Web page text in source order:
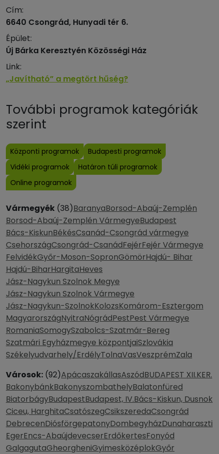
Cím:
6640 Csongrád, Hunyadi tér 6.
Épület:
Új Bárka Keresztyén Közösségi Ház
Link:
„Javítható” a megtört hűség?
További programok kategóriák
szerint
Központi programok
Budapesti programok
Vidéki programok
Határon túli programok
Online programok
Vármegyék (38)BaranyaBorsod-Abaúj-Zemplén
Borsod-Abaúj-Zemplén VármegyeBudapest
Bács-KiskunBékésCsanád-Csongrád vármegye
CsehországCsongrád-CsanádFejérFejér Vármegye
FelvidékGyőr-Moson-SopronGömörHajdú- Bihar
Hajdú-BiharHargitaHeves
Jász-Nagykun Szolnok Megye
Jász-Nagykun Szolnok Vármegye
Jász-Nagykun-SzolnokKolozsKomárom-Esztergom
MagyarországNyitraNógrádPestPest Vármegye
RomaniaSomogySzabolcs-Szatmár-Bereg
Szatmári Egyházmegye központjaiSzlovákia
Székelyudvarhely/ErdélyTolnaVasVeszprémZala
Városok: (92)ApácaszakállasAszódBUDAPEST XII.KER.
BakonybánkBakonyszombathelyBalatonfüred
BiatorbágyBudapestBudapest, IV.Bács-Kiskun, Dusnok
Ciceu, HarghitaCsatószegCsikszeredaCsongrád
DebrecenDiósförgepatonyDombegyházDunaharaszti
EgerEncs-AbaújdevecserErdőkertesFonyód
GalgagutaGheorgheniGyimesközéplokGyőr